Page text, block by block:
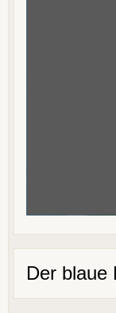
Der blaue